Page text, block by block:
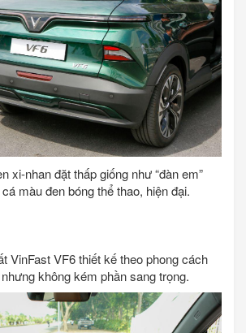
xi-nhan đặt thấp giống như “đàn em”
màu đen bóng thể thao, hiện đại.
VinFast VF6 thiết kế theo phong cách
không kém phần sang trọng.